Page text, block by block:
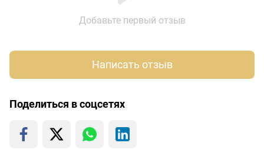
Добавьте первый отзыв
Написать отзыв
Поделиться в соцсетях